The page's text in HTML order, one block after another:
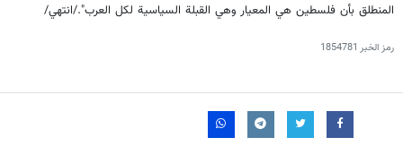
المنطلق بأن فلسطين هي المعيار وهي القبلة السياسية لكل العرب"./انتهي/
رمز الخبر 1854781